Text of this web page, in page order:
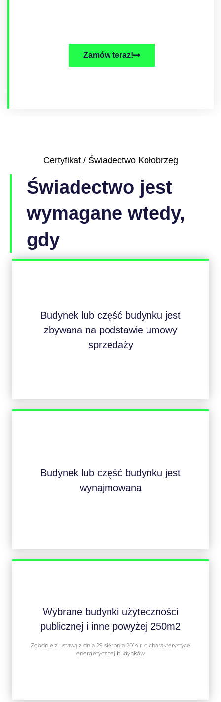
Zamów teraz!
Certyfikat / Świadectwo Kołobrzeg
Świadectwo jest
wymagane wtedy,
gdy
Budynek lub część budynku jest
zbywana na podstawie umowy
sprzedaży
Budynek lub część budynku jest
wynajmowana
Wybrane budynki użyteczności
publicznej i inne powyżej 250m2
Zgodnie z ustawą z dnia 29 sierpnia 2014 r. o charakterystyce
energetycznej budynków